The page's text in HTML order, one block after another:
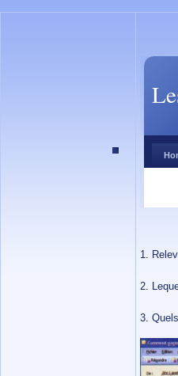
1.
2.
3.